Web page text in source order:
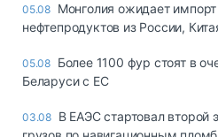
05.08 Монголия ожидает импорт
нефтепродуктов из России,
05.08 Более 1100 фур стоят в
Беларуси с ЕС
03.08 В ЕАЭС стартовал второй